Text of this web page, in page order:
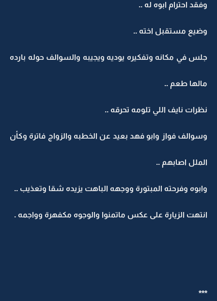
وفقد احترام ابوه له ..
وضيع مستقبل اخته ..
جلس في مكانه وتفكيره يوديه ويجيبه والسوالف حوله بارده
مالها طعم ..
نظرات نايف اللي تلومه تحرقه ..
وسوالف فواز وابو فهد بعيد عن الخطبه والزواج فاترة وكأن
الملل اصابهم ..
وابوه وفرحته المبتورة ووجهه الباهت يزيده شقا وتعذيب ..
انتهت الزيارة على عكس ماتمنوا والوجوه مكفهرة وواجمه .
***